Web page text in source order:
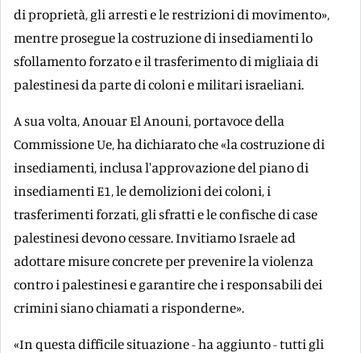
di proprietà, gli arresti e le restrizioni di movimento»,
mentre prosegue la costruzione di insediamenti lo
sfollamento forzato e il trasferimento di migliaia di
palestinesi da parte di coloni e militari israeliani.
A sua volta, Anouar El Anouni, portavoce della
Commissione Ue, ha dichiarato che «la costruzione di
insediamenti, inclusa l'approvazione del piano di
insediamenti E1, le demolizioni dei coloni, i
trasferimenti forzati, gli sfratti e le confische di case
palestinesi devono cessare. Invitiamo Israele ad
adottare misure concrete per prevenire la violenza
contro i palestinesi e garantire che i responsabili dei
crimini siano chiamati a risponderne».
«In questa difficile situazione - ha aggiunto - tutti gli